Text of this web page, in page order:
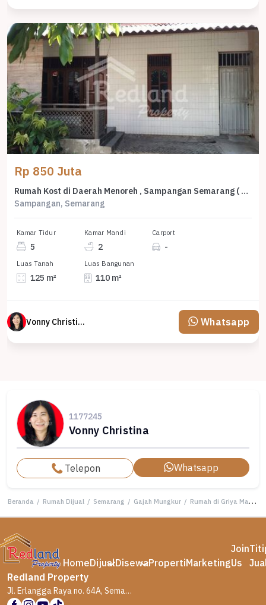
Rp 850 Juta
Rumah Kost di Daerah Menoreh , Sampangan Semarang ( Vn 8738)
Sampangan, Semarang
Kamar Tidur
5
Kamar Mandi
2
Carport
-
Luas Tanah
125 m²
Luas Bangunan
110 m²
Vonny Christina Whatsapp
1177245
Vonny Christina
Telepon Whatsapp
Beranda / Rumah Dijual / Semarang / Gajah Mungkur / Rumah di Griya Mas Papandayan , Semarang ( Vn 8627 )
HomeDijualDisewaPropertiMarketing
Join
Us
Redland Property
Jl. Erlangga Raya no. 64A, Semarang